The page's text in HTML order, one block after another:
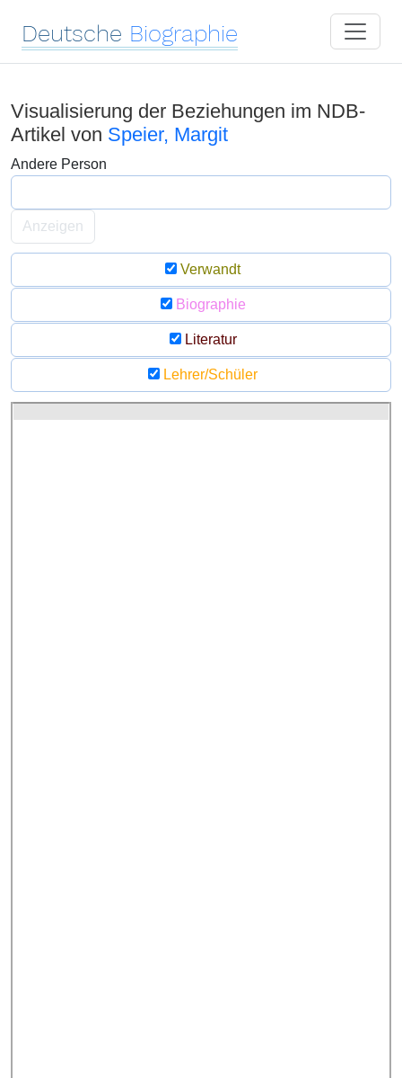
Deutsche Biographie
Visualisierung der Beziehungen im NDB-
Artikel von Speier, Margit
Andere Person
Anzeigen
Verwandt
Biographie
Literatur
Lehrer/Schüler